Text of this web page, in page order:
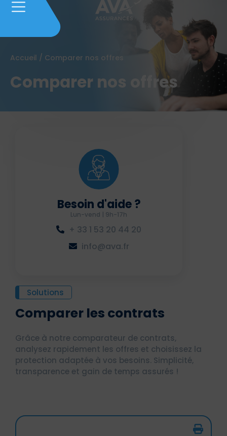
Accueil / Comparer nos offres
Comparer nos offres
Solutions
Comparer les contrats
Grâce à notre comparateur de contrats,
analysez rapidement les offres et choisissez la
protection adaptée à vos besoins. Simplicité,
transparence et gain de temps assurés !
Besoin d'aide ?
Lun-vend | 9h-17h
+ 33 1 53 20 44 20
info@ava.fr